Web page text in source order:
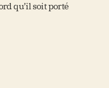
qu’il soit porté